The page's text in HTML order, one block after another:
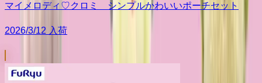
マイメロディ♡クロミ シンプルかわいいポーチセット
2026/3/12 入荷